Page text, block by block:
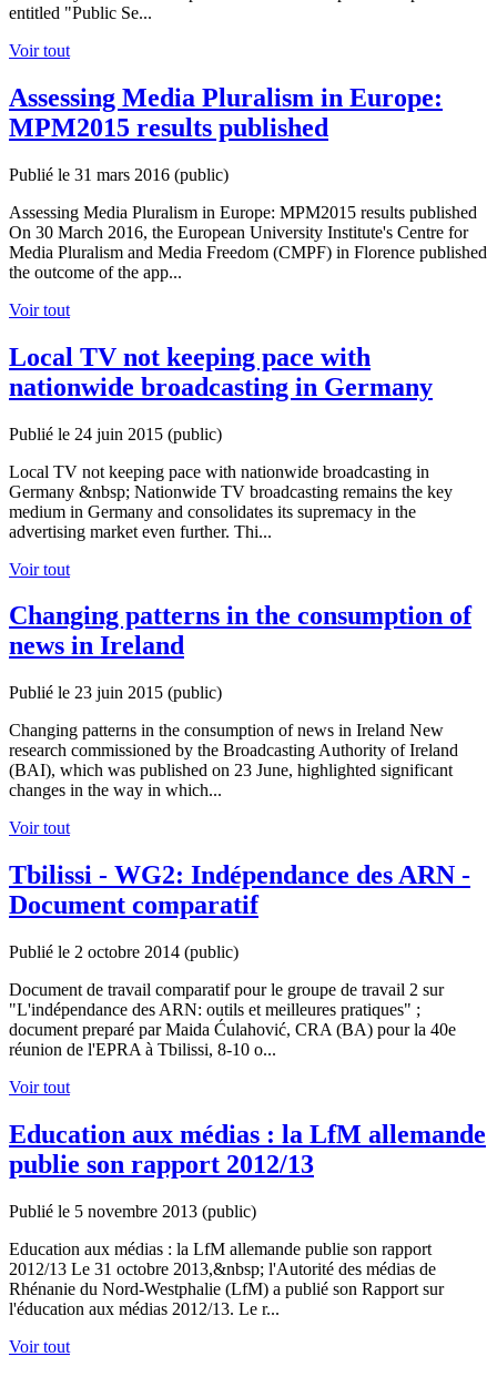
entitled "Public Se...
Voir tout
Assessing Media Pluralism in Europe:
MPM2015 results published
Publié le 31 mars 2016 (public)
Assessing Media Pluralism in Europe: MPM2015 results published
On 30 March 2016, the European University Institute's Centre for
Media Pluralism and Media Freedom (CMPF) in Florence published
the outcome of the app...
Voir tout
Local TV not keeping pace with
nationwide broadcasting in Germany
Publié le 24 juin 2015 (public)
Local TV not keeping pace with nationwide broadcasting in
Germany &nbsp; Nationwide TV broadcasting remains the key
medium in Germany and consolidates its supremacy in the
advertising market even further. Thi...
Voir tout
Changing patterns in the consumption of
news in Ireland
Publié le 23 juin 2015 (public)
Changing patterns in the consumption of news in Ireland New
research commissioned by the Broadcasting Authority of Ireland
(BAI), which was published on 23 June, highlighted significant
changes in the way in which...
Voir tout
Tbilissi - WG2: Indépendance des ARN -
Document comparatif
Publié le 2 octobre 2014 (public)
Document de travail comparatif pour le groupe de travail 2 sur
"L'indépendance des ARN: outils et meilleures pratiques" ;
document preparé par Maida Ćulahović, CRA (BA) pour la 40e
réunion de l'EPRA à Tbilissi, 8-10 o...
Voir tout
Education aux médias : la LfM allemande
publie son rapport 2012/13
Publié le 5 novembre 2013 (public)
Education aux médias : la LfM allemande publie son rapport
2012/13 Le 31 octobre 2013,&nbsp; l'Autorité des médias de
Rhénanie du Nord-Westphalie (LfM) a publié son Rapport sur
l'éducation aux médias 2012/13. Le r...
Voir tout